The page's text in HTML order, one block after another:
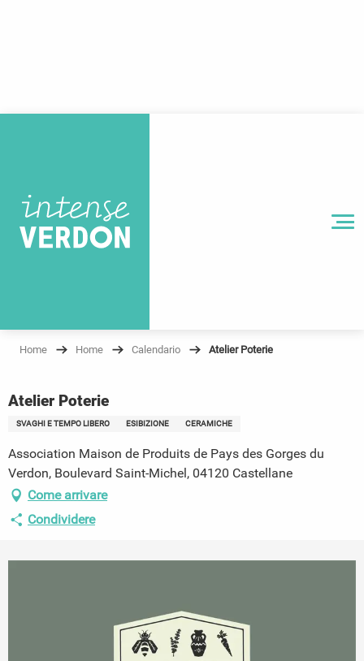
Home Home Calendario Atelier Poterie
Atelier Poterie
SVAGHI E TEMPO LIBERO ESIBIZIONE CERAMICHE
Association Maison de Produits de Pays des Gorges du
Verdon, Boulevard Saint-Michel, 04120 Castellane
Come arrivare
Condividere